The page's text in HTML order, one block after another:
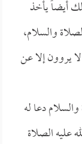
أيضاً يأخذ
والسلام،
يروون إلا عن
دعا له
عليه الصلاة